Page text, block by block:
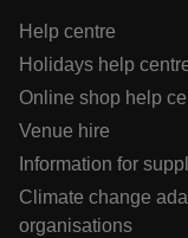
Help centre
Holidays help
Online shop help
Venue hire
Information for
Climate change
organisations